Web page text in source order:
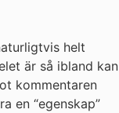
helt
är så ibland kan
kommentaren
en “egenskap”